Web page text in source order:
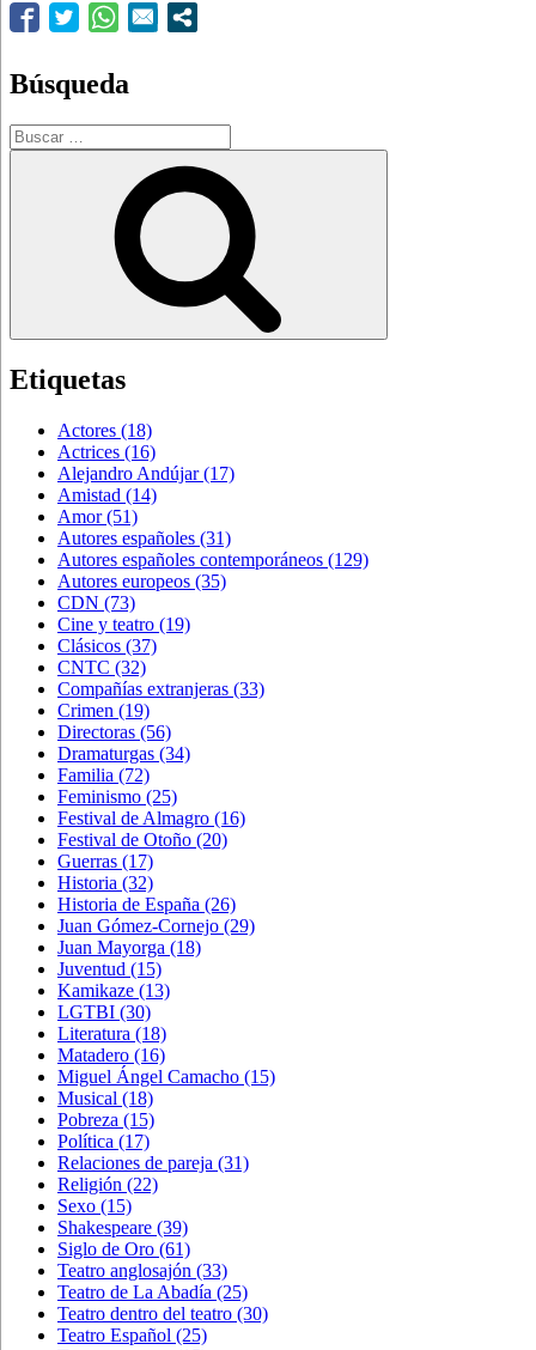
y
ebrio”
Búsqueda
Buscar
por:
Etiquetas
Actores (18)
Actrices (16)
Alejandro Andújar(17)
Amistad (14)
Amor(51)
Autores españoles (31)
Autores españoles contemporáneos (129)
Autores europeos (35)
CDN (73)
Cine y teatro (19)
Clásicos (37)
CNTC (32)
Compañías extranjeras (33)
Crimen (19)
Directoras (56)
Dramaturgas (34)
Familia (72)
Feminismo (25)
Festival de Almagro (16)
Festival de Otoño (20)
Guerras (17)
Historia (32)
Historia de España (26)
Juan Gómez-Cornejo (29)
Juan Mayorga (18)
Juventud (15)
Kamikaze (13)
LGTBI (30)
Literatura (18)
Matadero (16)
Miguel Ángel Camacho (15)
Musical (18)
Pobreza (15)
Política (17)
Relaciones de pareja (31)
Religión (22)
Sexo (15)
Shakespeare (39)
Siglo de Oro (61)
Teatro anglosajón (33)
Teatro de La Abadía (25)
Teatro dentro del teatro (30)
Teatro Español (25)